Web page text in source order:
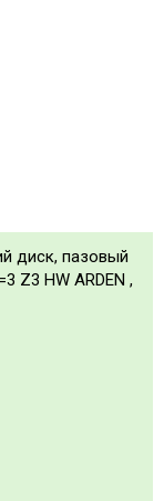
диск, пазовый
Z3 HW ARDEN ,